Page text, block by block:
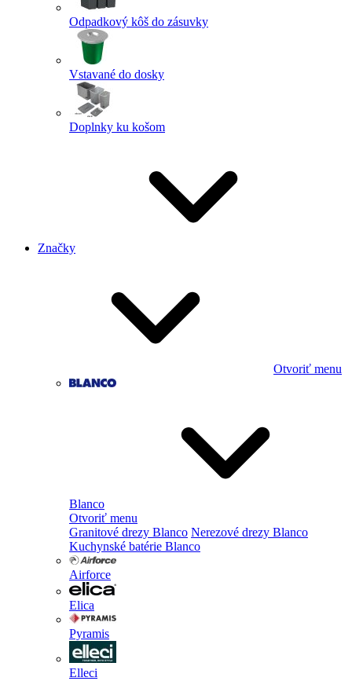
Odpadkový kôš do zásuvky
Vstavané do dosky
Doplnky ku košom
Značky
Otvoriť menu
Blanco
Otvoriť menu
Granitové drezy Blanco Nerezové drezy Blanco
Kuchynské batérie Blanco
Airforce
Elica
Pyramis
Elleci